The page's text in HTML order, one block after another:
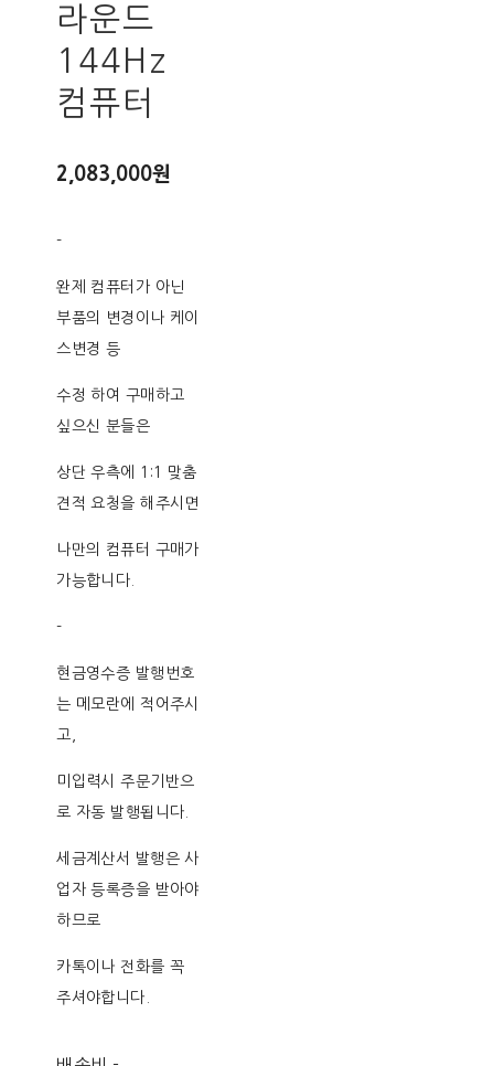
라운드
144Hz
컴퓨터
2,083,000원
-
완제 컴퓨터가 아닌
부품의 변경이나 케이
스변경 등
수정 하여 구매하고
싶으신 분들은
상단 우측에 1:1 맞춤
견적 요청을 해주시면
나만의 컴퓨터 구매가
가능합니다.
-
현금영수증 발행번호
는 메모란에 적어주시
고,
미입력시 주문기반으
로 자동 발행됩니다.
세금계산서 발행은 사
업자 등록증을 받아야
하므로
카톡이나 전화를 꼭
주셔야합니다.